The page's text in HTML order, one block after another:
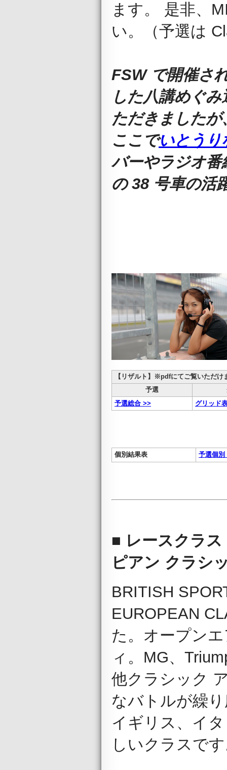
ます。 是非、
い。（予選は
FSW で開催さ
した八講めぐ
ただきましたが
ここでいとうり
バーやラジオ
の 38 号車の活
【リザルト】※pdfにてご覧いただけ
予選
予選総合 >>
グリッド
個別結果表 予選個別
■ レースクラ
ピアン クラシ
BRITISH
EUROPEAN
た。オープン
ィ。MG、
他クラシック
なバトルが繰
イギリス、イ
しいクラスで